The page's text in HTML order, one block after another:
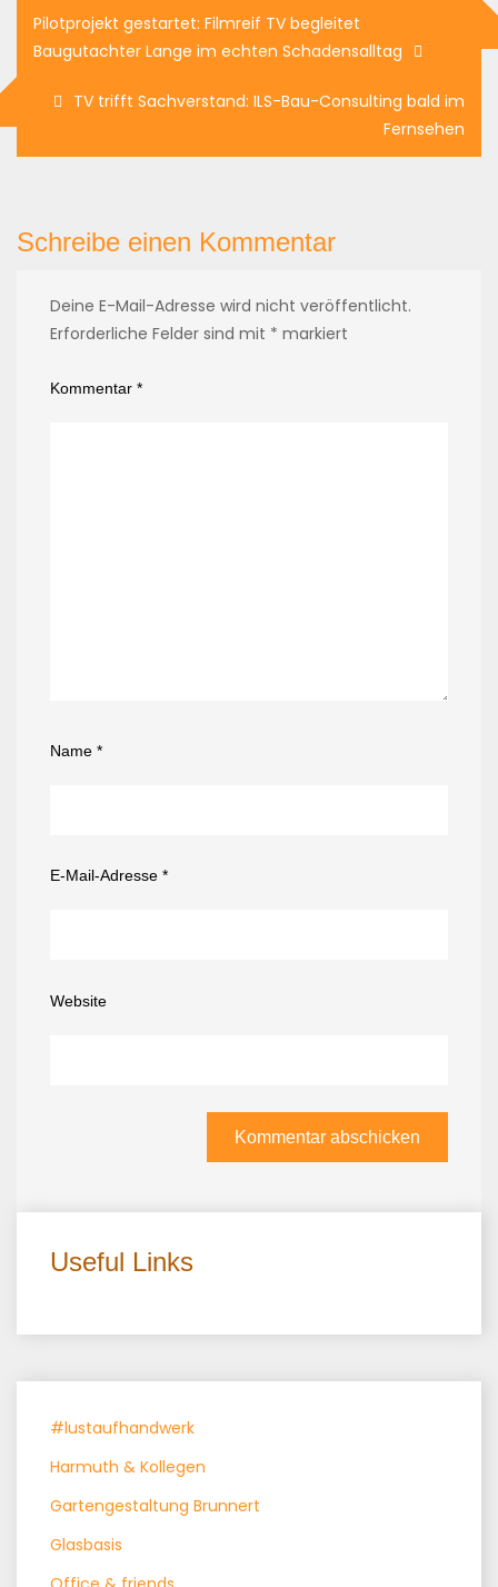
Pilotprojekt gestartet: Filmreif TV begleitet
Baugutachter Lange im echten Schadensalltag
TV trifft Sachverstand: ILS-Bau-Consulting bald im
Fernsehen
Schreibe einen Kommentar
Deine E-Mail-Adresse wird nicht veröffentlicht.
Erforderliche Felder sind mit * markiert
Kommentar *
Name *
E-Mail-Adresse *
Website
Useful Links
#lustaufhandwerk
Harmuth & Kollegen
Gartengestaltung Brunnert
Glasbasis